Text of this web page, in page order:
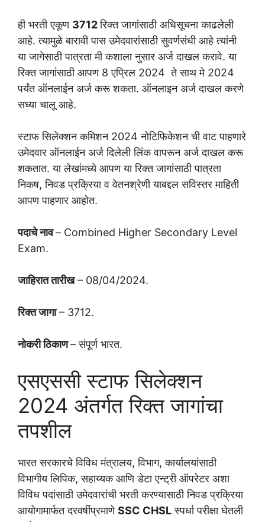
ही भरती एकूण 3712रिक्त जागांसाठी अधिसूचना काढलेली
आहे. त्यामुळे बारावी पास उमेदवारांसाठी सुवर्णसंधी आहे त्यांनी
या जागेसाठी पात्रता मी कशाला नुसार अर्ज दाखल करावे. या
रिक्त जागांसाठी आपण 8 एप्रिल 2024 ते साथ मे 2024
पर्यंत ऑनलाईन अर्ज करू शकता. ऑनलाइन अर्ज दाखल करणे
सध्या चालू आहे.
स्टाफ सिलेक्शन कमिशन 2024 नोटिफिकेशन ची वाट पाहणारे
उमेदवार ऑनलाईन अर्ज दिलेली लिंक वापरून अर्ज दाखल करू
शकतात. या लेखांमध्ये आपण या रिक्त जागांसाठी पात्रता
निकष, निवड प्रक्रिया व वेतनश्रेणी याबद्दल सविस्तर माहिती
आपण पाहणार आहोत.
पदाचे नाव– Combined Higher Secondary Level
Exam.
जाहिरात तारीख– 08/04/2024.
रिक्त जागा– 3712.
नोकरी ठिकाण– संपूर्ण भारत.
एसएससी स्टाफ सिलेक्शन
2024 अंतर्गत रिक्त जागांचा
तपशील
भारत सरकारचे विविध मंत्रालय, विभाग, कार्यालयांसाठी
विभागीय लिपिक, सहाय्यक आणि डेटा एन्ट्री ऑपरेटर अशा
विविध पदांसाठी उमेदवारांची भरती करण्यासाठी निवड प्रक्रिया
आयोगामार्फत दरवर्षीप्रमाणेSSC CHSLस्पर्धा परीक्षा घेतली